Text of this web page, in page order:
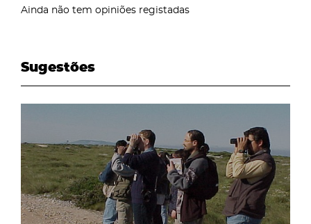
Ainda não tem opiniões registadas
Sugestões